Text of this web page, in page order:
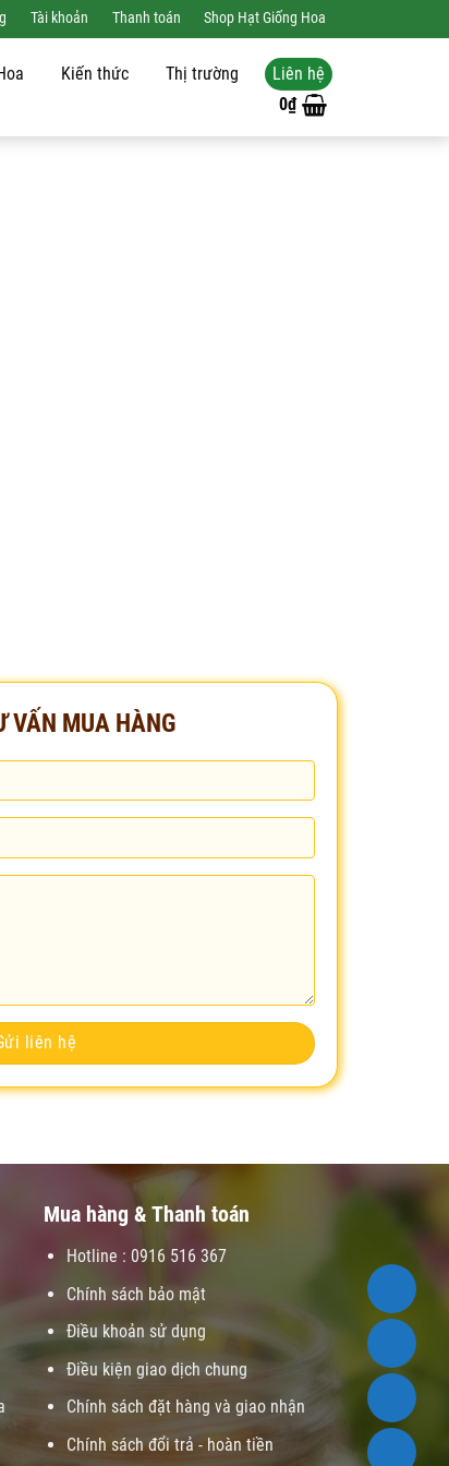
Tài khoản Thanh toán Shop Hạt Giống Hoa
Kiến thức Thị trường
Liên hệ
0₫
VẤN MUA HÀNG
Mua hàng & Thanh toán
Hotline : 0916 516 367
Chính sách bảo mật
Điều khoản sử dụng
Điều kiện giao dịch chung
Chính sách đặt hàng và giao nhận
Chính sách đổi trả - hoàn tiền